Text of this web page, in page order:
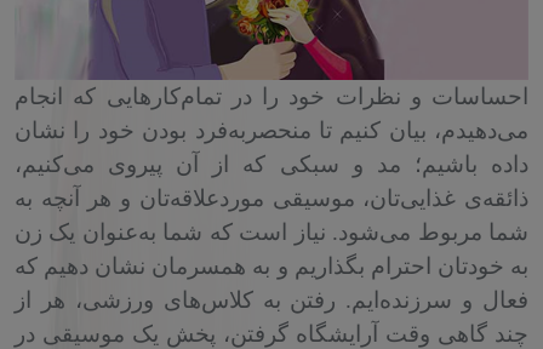
احساسات و نظرات خود را در تمام‌کارهایی که انجام
می‌دهیدم، بیان کنیم تا منحصربه‌فرد بودن خود را نشان
داده باشیم؛ مد و سبکی که از آن پیروی می‌کنیم،
ذائقه‌ی غذایی‌تان، موسیقی موردعلاقه‌تان و هر آنچه به
شما مربوط می‌شود. نیاز است که شما به‌عنوان یک زن
به خودتان احترام بگذاریم و به همسرمان نشان دهیم که
فعال و سرزنده‌ایم. رفتن به کلاس‌های ورزشی، هر از
چند گاهی وقت آرایشگاه گرفتن، پخش یک موسیقی در